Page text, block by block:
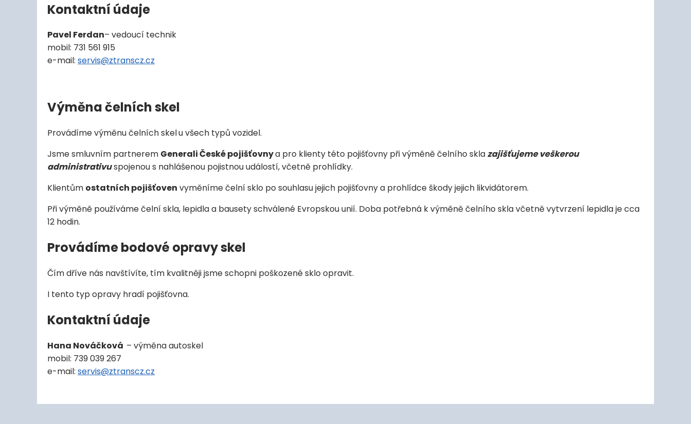
Kontaktní údaje
Pavel Ferdan– vedoucí technik
mobil: 731 561 915
e-mail: servis@ztranscz.cz
Výměna čelních skel
Provádíme výměnu čelních skelu všech typů vozidel.
Jsme smluvním partnerem Generali České pojišťovnya pro klienty této pojišťovny při výměně čelního sklazajišťujeme veškerou
administrativuspojenou s nahlášenou pojistnou událostí, včetně prohlídky.
Klientům ostatních pojišťoven vyměníme čelní sklo po souhlasu jejich pojišťovny a prohlídce škody jejich likvidátorem.
Při výměně používáme čelní skla, lepidla a bausety schválené Evropskou unií. Doba potřebná k výměně čelního skla včetně vytvrzení lepidla je cca
12 hodin.
Provádíme bodové opravy skel
Čím dříve nás navštívíte, tím kvalitněji jsme schopni poškozené sklo opravit.
I tento typ opravy hradí pojišťovna.
Kontaktní údaje
Hana Nováčková – výměna autoskel
mobil: 739 039 267
e-mail: servis@ztranscz.cz